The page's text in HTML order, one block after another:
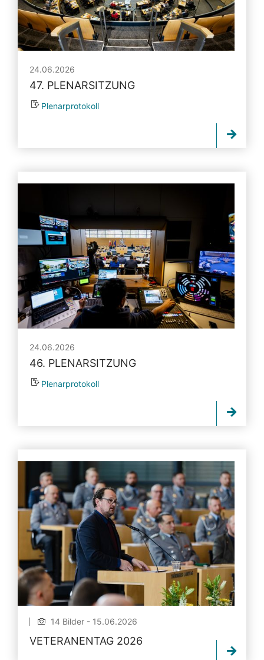
24.06.2026
47. PLENARSITZUNG
Plenarprotokoll
24.06.2026
46. PLENARSITZUNG
Plenarprotokoll
14 Bilder - 15.06.2026
VETERANENTAG 2026